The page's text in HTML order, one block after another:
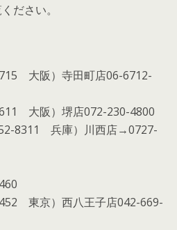
ださい。
大阪）寺田町店06-6712-
大阪）堺店072-230-4800
8311 兵庫）川西店→0727-
東京）西八王子店042-669-